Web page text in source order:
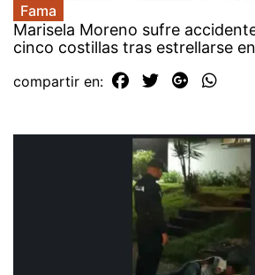
Fama
Marisela Moreno sufre
cinco costillas tras estrellarse
compartir en: